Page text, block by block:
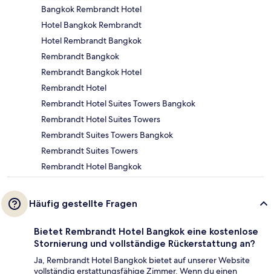
Bangkok Rembrandt Hotel
Hotel Bangkok Rembrandt
Hotel Rembrandt Bangkok
Rembrandt Bangkok
Rembrandt Bangkok Hotel
Rembrandt Hotel
Rembrandt Hotel Suites Towers Bangkok
Rembrandt Hotel Suites Towers
Rembrandt Suites Towers Bangkok
Rembrandt Suites Towers
Rembrandt Hotel Bangkok
Häufig gestellte Fragen
Bietet Rembrandt Hotel Bangkok eine kostenlose
Stornierung und vollständige Rückerstattung an?
Ja, Rembrandt Hotel Bangkok bietet auf unserer Website
vollständig erstattungsfähige Zimmer. Wenn du einen